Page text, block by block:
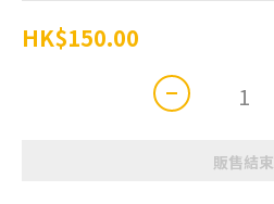
HK$150.00
販售結束